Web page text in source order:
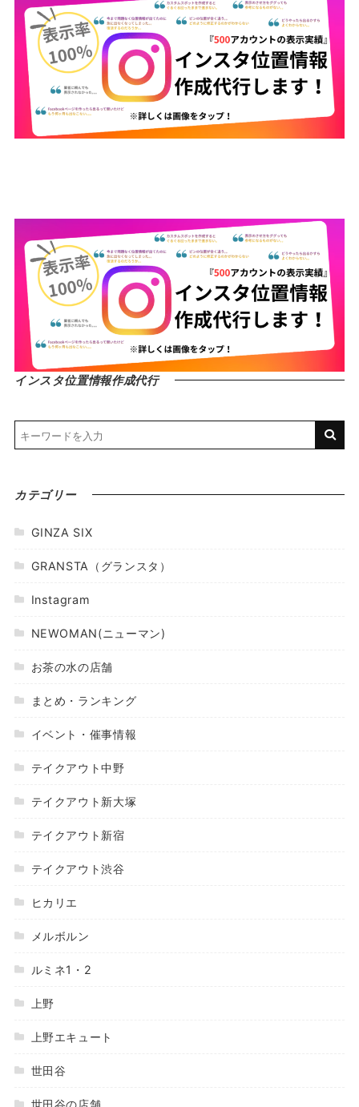
インスタ位置情報作成代行
カテゴリー
GINZA SIX
GRANSTA（グランスタ）
Instagram
NEWOMAN(ニューマン)
お茶の水の店舗
まとめ・ランキング
イベント・催事情報
テイクアウト中野
テイクアウト新大塚
テイクアウト新宿
テイクアウト渋谷
ヒカリエ
メルボルン
ルミネ1・2
上野
上野エキュート
世田谷
世田谷の店舗